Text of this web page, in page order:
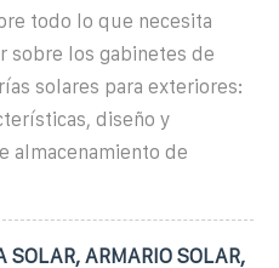
todo lo que necesita
sobre los gabinetes de
solares para exteriores:
diseño y
almacenamiento de
SOLAR, ARMARIO SOLAR,